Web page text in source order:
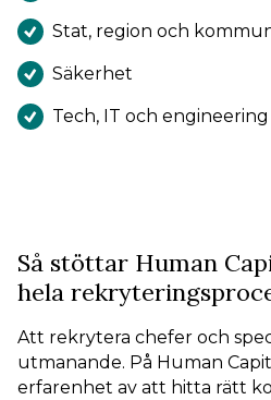
Stat, region och
Säkerhet
Tech, IT och engineering
Så stöttar Human
hela
Att rekrytera chefer och
utmanande. På Human
erfarenhet av att hitta rätt